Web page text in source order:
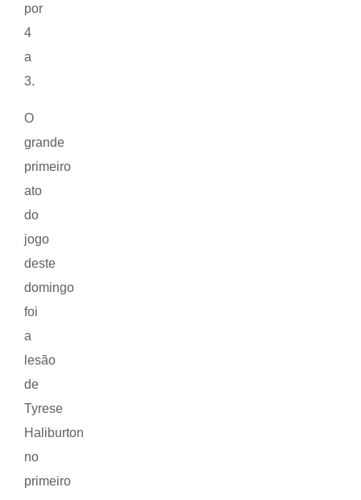
por
4
a
3.
O
grande
primeiro
ato
do
jogo
deste
domingo
foi
a
lesão
de
Tyrese
Haliburton
no
primeiro